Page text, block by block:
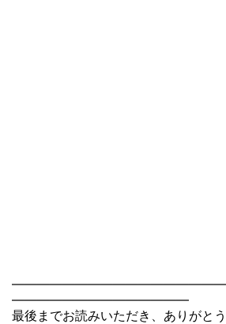
――――――――――――――
最後までお読みいただき、ありがとう